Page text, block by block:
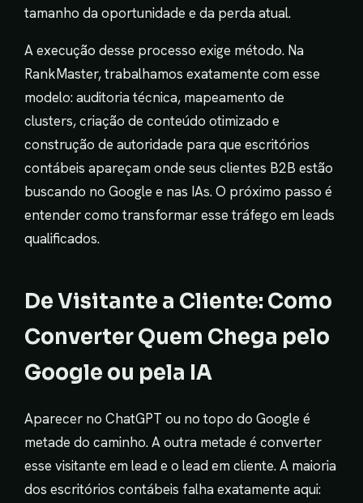
tamanho da oportunidade e da perda atual.
A execução desse processo exige método. Na
RankMaster, trabalhamos exatamente com esse
modelo: auditoria técnica, mapeamento de
clusters, criação de conteúdo otimizado e
construção de autoridade para que escritórios
contábeis apareçam onde seus clientes B2B estão
buscando no Google e nas IAs. O próximo passo é
entender como transformar esse tráfego em leads
qualificados.
De Visitante a Cliente: Como
Converter Quem Chega pelo
Google ou pela IA
Aparecer no ChatGPT ou no topo do Google é
metade do caminho. A outra metade é converter
esse visitante em lead e o lead em cliente. A maioria
dos escritórios contábeis falha exatamente aqui: